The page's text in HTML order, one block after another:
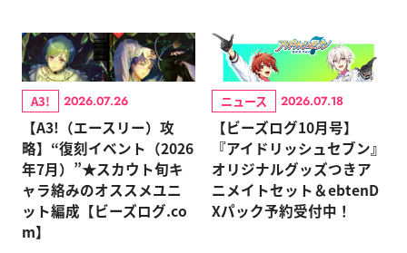
A3! 2026.07.26
【A3!（エースリー）攻
略】“復刻イベント（2026
年7月）”★スカウト旬キ
ャラ絡みのオススメユニ
ット編成【ビーズログ.co
m】
ニュース 2026.07.18
【ビーズログ10月号】
『アイドリッシュセブン』
オリジナルグッズつきア
ニメイトセット＆ebtenD
Xパック予約受付中！